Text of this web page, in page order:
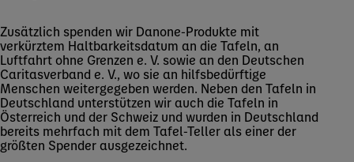
Zusätzlich spenden wir Danone‑Produkte mit
verkürztem Haltbarkeitsdatum an die Tafeln, an
Luftfahrt ohne Grenzen e. V. sowie an den Deutschen
Caritasverband e. V., wo sie an hilfsbedürftige
Menschen weitergegeben werden. Neben den Tafeln in
Deutschland unterstützen wir auch die Tafeln in
Österreich und der Schweiz und wurden in Deutschland
bereits mehrfach mit dem Tafel‑Teller als einer der
größten Spender ausgezeichnet.